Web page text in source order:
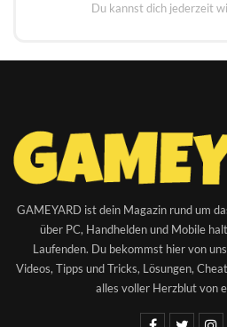
Du kannst dich jederzeit
GAMEYARD ist dein Magazin rund um
über PC, Handhelden und Mobile
Laufenden. Du bekommst hier von
Videos, Tipps und Tricks, Lösungen,
alles voller Herzblut von